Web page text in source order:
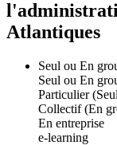
Atlantiques
Seul ou En
Seul ou En
Particulier
Collectif (En
En entreprise
e-learning